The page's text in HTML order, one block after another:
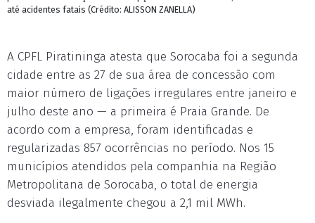
até acidentes fatais (Crédito: ALISSON ZANELLA)
A CPFL Piratininga atesta que Sorocaba foi a segunda
cidade entre as 27 de sua área de concessão com
maior número de ligações irregulares entre janeiro e
julho deste ano — a primeira é Praia Grande. De
acordo com a empresa, foram identificadas e
regularizadas 857 ocorrências no período. Nos 15
municípios atendidos pela companhia na Região
Metropolitana de Sorocaba, o total de energia
desviada ilegalmente chegou a 2,1 mil MWh.